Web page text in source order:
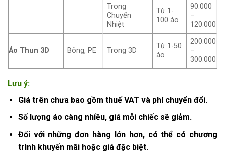
Trong
Chuyển
Nhiệt
Từ 1-
100 áo
90.000
–
120.000
Áo Thun 3D Bông, PE Trong 3D
Từ 1-50
áo
200.000
–
300.000
Lưu ý:
Giá trên chưa bao gồm thuế VAT và phí chuyển đổi.
Số lượng áo càng nhiều, giá mỗi chiếc sẽ giảm.
Đối với những đơn hàng lớn hơn, có thể có chương
trình khuyến mãi hoặc giá đặc biệt.